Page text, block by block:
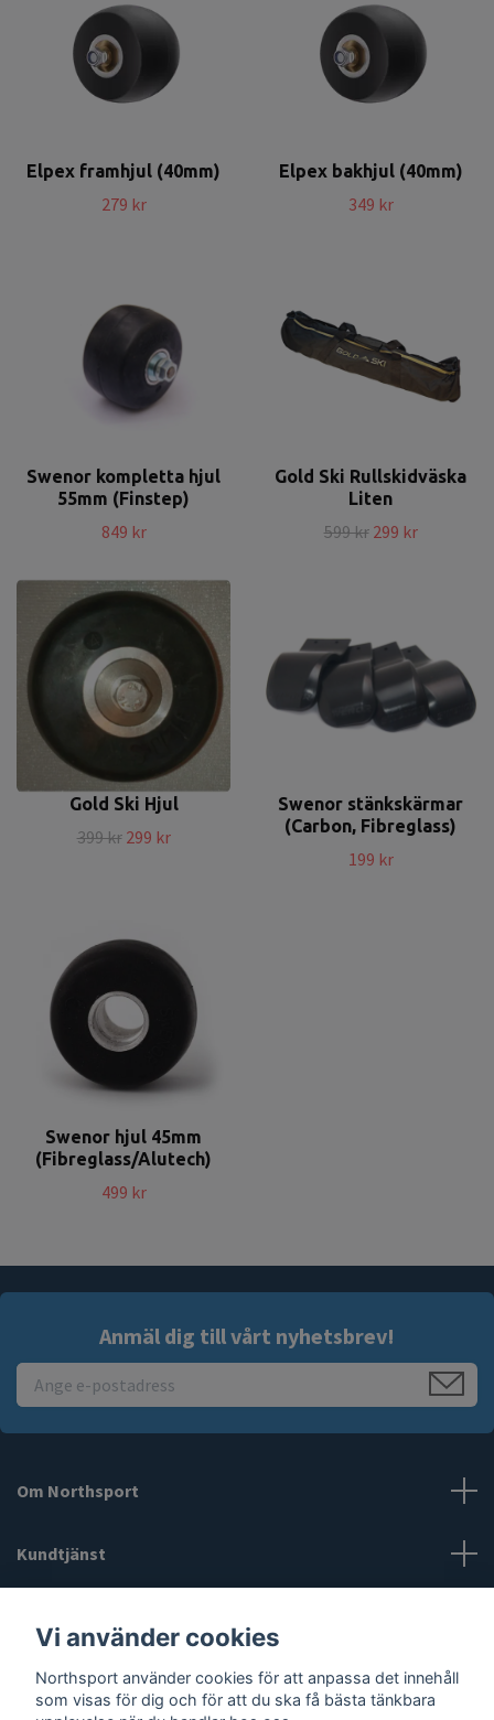
Elpex framhjul (40mm)
279 kr
Elpex bakhjul (40mm)
349 kr
Swenor kompletta hjul
55mm (Finstep)
849 kr
Gold Ski Rullskidväska
Liten
599 kr 299 kr
Gold Ski Hjul
399 kr 299 kr
Swenor stänkskärmar
(Carbon, Fibreglass)
199 kr
Swenor hjul 45mm
(Fibreglass/Alutech)
499 kr
Anmäl dig till vårt nyhetsbrev!
Om Northsport
Kundtjänst
Sociala medier
Vi använder cookies
Northsport använder cookies för att anpassa det innehåll
som visas för dig och för att du ska få bästa tänkbara